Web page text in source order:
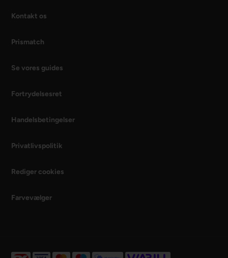
Kontakt os
Prismatch
Se vores guides
Fortrydelsesret
Handelsbetingelser
Privatlivspolitik
Rediger cookies
Farvevælger